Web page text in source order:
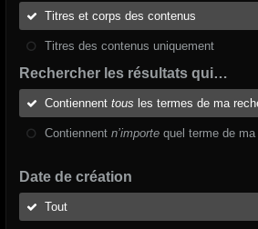
Titres et corps des contenus
Titres des contenus uniquement
Rechercher les résultats qui…
Contiennent tous les termes de ma
Contiennent n’importe quel terme de
Date de création
Tout